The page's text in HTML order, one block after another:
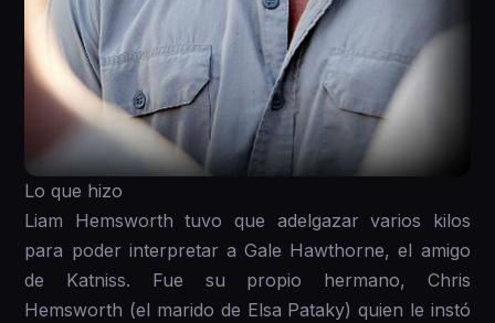
Lo que hizo
Liam Hemsworth tuvo que adelgazar varios kilos
para poder interpretar a Gale Hawthorne, el amigo
de Katniss. Fue su propio hermano, Chris
Hemsworth (el marido de Elsa Pataky) quien le instó